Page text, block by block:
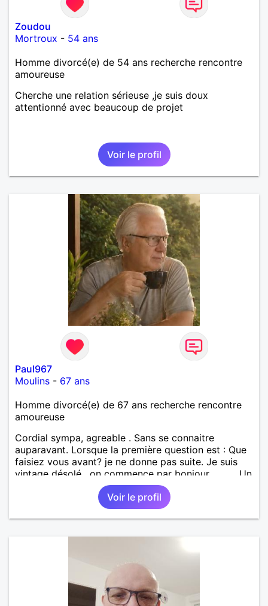
Zoudou
Mortroux - 54 ans
Homme divorcé(e) de 54 ans recherche rencontre
amoureuse
Cherche une relation sérieuse ,je suis doux
attentionné avec beaucoup de projet
Voir le profil
Paul967
Moulins - 67 ans
Homme divorcé(e) de 67 ans recherche rencontre
amoureuse
Cordial sympa, agreable . Sans se connaitre
auparavant. Lorsque la première question est : Que
faisiez vous avant? je ne donne pas suite. Je suis
vintage désolé , on commence par bonjour .......... Un
minimum ...... Je ne suis pas docteur , banquier,
psycholoque , philantrope, mécène.
Voir le profil